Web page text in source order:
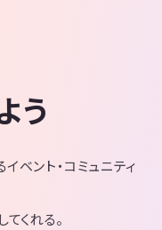
う
ベント・コミュニティ
くれる。